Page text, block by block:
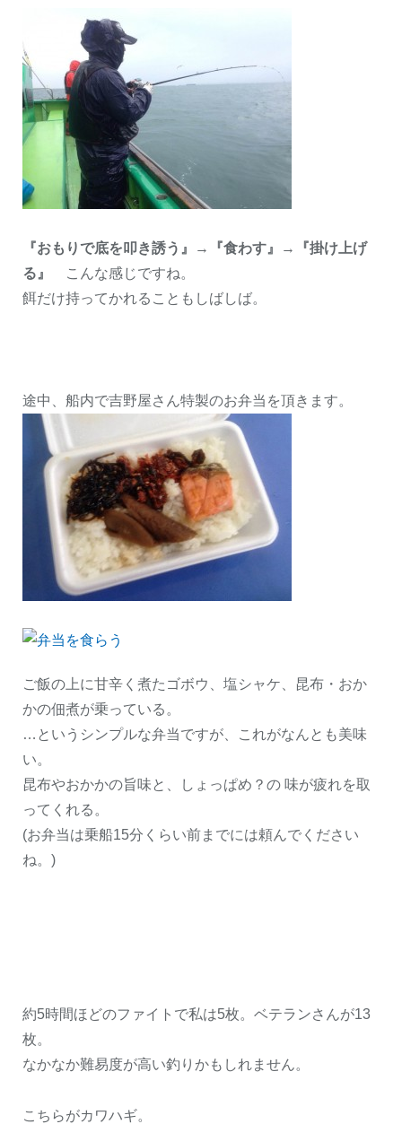
『おもりで底を叩き誘う』 → 『食わす』 →
『掛け上げ
る』
こんな感じですね。
餌だけ持ってかれることもしばしば。
途中、船内で吉野屋さん特製のお弁当を頂きます。
ご飯の上に甘辛く煮たゴボウ、塩シャケ、昆布・おか
かの佃煮が乗っている。
…というシンプルな弁当ですが、これがなんとも美味
い。
昆布やおかかの旨味と、しょっぱめ？の 味が疲れを取
ってくれる。
(お弁当は乗船15分くらい前までには頼んでください
ね。)
約5時間ほどのファイトで私は5枚。ベテランさんが13
枚。
なかなか難易度が高い釣りかもしれません。
こちらがカワハギ。